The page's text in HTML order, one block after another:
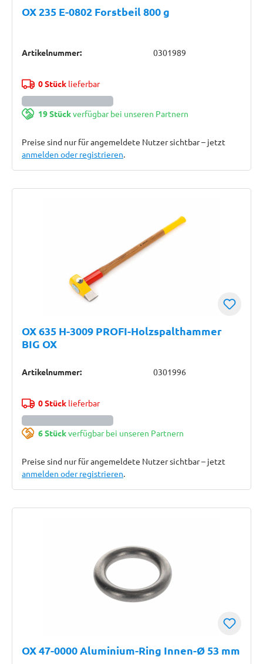
OX 235 E-0802 Forstbeil 800 g
Artikelnummer: 0301989
0 Stücklieferbar
19 Stückverfügbar bei unseren Partnern
Preise sind nur für angemeldete Nutzer sichtbar – jetzt
anmelden oder registrieren.
OX 635 H-3009 PROFI-Holzspalthammer
BIG OX
Artikelnummer: 0301996
0 Stücklieferbar
6 Stückverfügbar bei unseren Partnern
Preise sind nur für angemeldete Nutzer sichtbar – jetzt
anmelden oder registrieren.
OX 47-0000 Aluminium-Ring Innen-Ø 53 mm